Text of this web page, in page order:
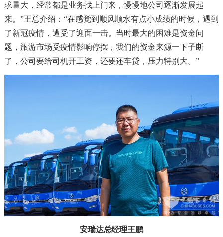
求量大，经常都是业务找上门来，慢慢地公司逐渐发展起
来。”王总介绍：“在感觉到顺风顺水有点小成绩的时候，遇到
了新冠疫情，遭受了迎面一击。当时最大的困难是资金问
题，旅游市场受疫情影响停摆，我们的资金来源一下子断
了，公司要给司机开工资，还要还车贷，压力特别大。”
安瑞达总经理王鹏